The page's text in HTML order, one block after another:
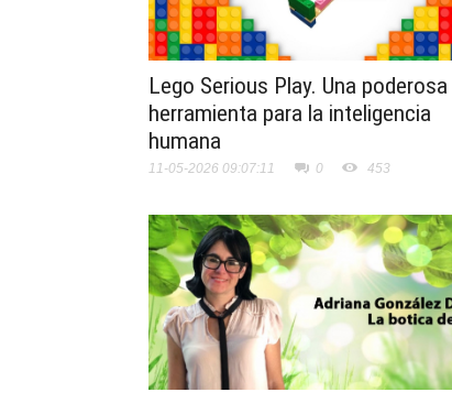
Lego Serious Play. Una poderosa
herramienta para la inteligencia
humana
11-05-2026 09:07:11 0 453